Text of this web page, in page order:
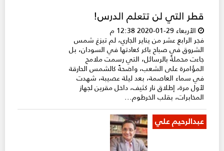
قطر التي لن تتعلم الدرس!
الأربعاء 29-01-2020 12:38 م
فجر الرابع عشر من يناير الجاري، لم تبزغ شمس
الشروق في صباح باكر كعادتها في السودان، بل
جاءت محملةً بالرسائل، التي رسمت ملامح
المؤامرة على الشعب، واضحةً كالشمس الحارقة
في سماء العاصمة، بعد ليلة عصيبة، شهدت
لأول مرة، إطلاق نار كثيف، داخل مقرين لجهاز
المخابرات، بقلب الخرطوم...
عبدالرحيم علي